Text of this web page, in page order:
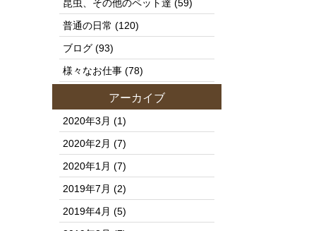
昆虫、その他のペット達 (59)
普通の日常 (120)
ブログ (93)
様々なお仕事 (78)
アーカイブ
2020年3月 (1)
2020年2月 (7)
2020年1月 (7)
2019年7月 (2)
2019年4月 (5)